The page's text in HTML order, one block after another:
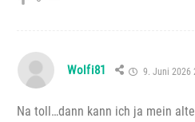
Wolfi81 9. Juni 2026
Na toll…dann kann ich ja mein